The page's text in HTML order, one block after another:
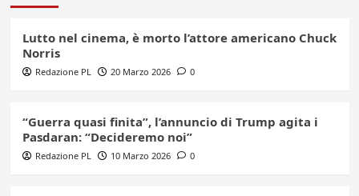
Lutto nel cinema, è morto l’attore americano Chuck
Norris
Redazione PL 20 Marzo 2026 0
“Guerra quasi finita”, l’annuncio di Trump agita i
Pasdaran: “Decideremo noi”
Redazione PL 10 Marzo 2026 0